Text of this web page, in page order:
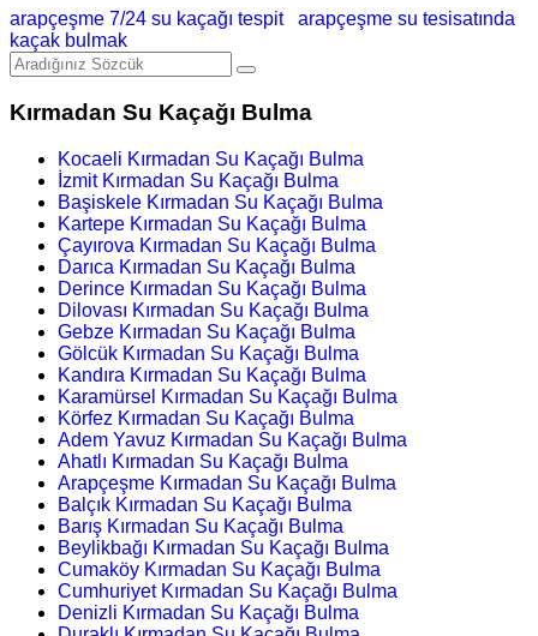
arapçeşme 7/24 su kaçağı tespit
arapçeşme su tesisatında
kaçak bulmak
Kırmadan Su Kaçağı Bulma
Kocaeli Kırmadan Su Kaçağı Bulma
İzmit Kırmadan Su Kaçağı Bulma
Başiskele Kırmadan Su Kaçağı Bulma
Kartepe Kırmadan Su Kaçağı Bulma
Çayırova Kırmadan Su Kaçağı Bulma
Darıca Kırmadan Su Kaçağı Bulma
Derince Kırmadan Su Kaçağı Bulma
Dilovası Kırmadan Su Kaçağı Bulma
Gebze Kırmadan Su Kaçağı Bulma
Gölcük Kırmadan Su Kaçağı Bulma
Kandıra Kırmadan Su Kaçağı Bulma
Karamürsel Kırmadan Su Kaçağı Bulma
Körfez Kırmadan Su Kaçağı Bulma
Adem Yavuz Kırmadan Su Kaçağı Bulma
Ahatlı Kırmadan Su Kaçağı Bulma
Arapçeşme Kırmadan Su Kaçağı Bulma
Balçık Kırmadan Su Kaçağı Bulma
Barış Kırmadan Su Kaçağı Bulma
Beylikbağı Kırmadan Su Kaçağı Bulma
Cumaköy Kırmadan Su Kaçağı Bulma
Cumhuriyet Kırmadan Su Kaçağı Bulma
Denizli Kırmadan Su Kaçağı Bulma